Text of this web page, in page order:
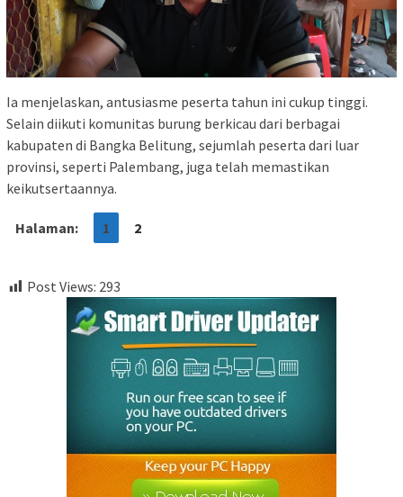
Ia menjelaskan, antusiasme peserta tahun ini cukup tinggi.
Selain diikuti komunitas burung berkicau dari berbagai
kabupaten di Bangka Belitung, sejumlah peserta dari luar
provinsi, seperti Palembang, juga telah memastikan
keikutsertaannya.
Halaman: 1 2
Post Views: 293